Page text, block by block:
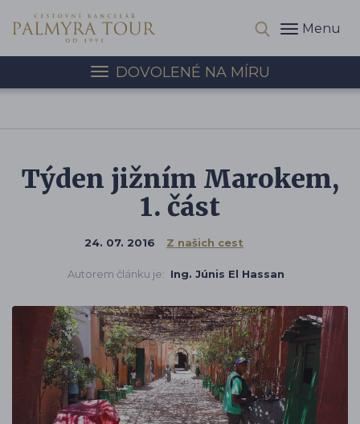
Menu
DOVOLENÉ NA MÍRU
Týden jižním Marokem,
1. část
24. 07. 2016 Z našich cest
Autorem článku je: Ing. Júnis El Hassan